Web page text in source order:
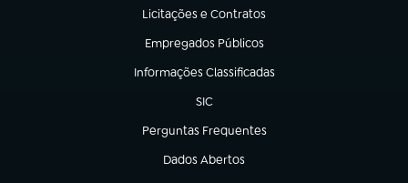
Licitações e Contratos
(abre em nova aba)
Empregados Públicos
(abre em nova aba)
Informações Classificadas
(abre em nova aba)
SIC
(abre em nova aba)
Perguntas Frequentes
(abre em nova aba)
Dados Abertos
(abre em nova aba)